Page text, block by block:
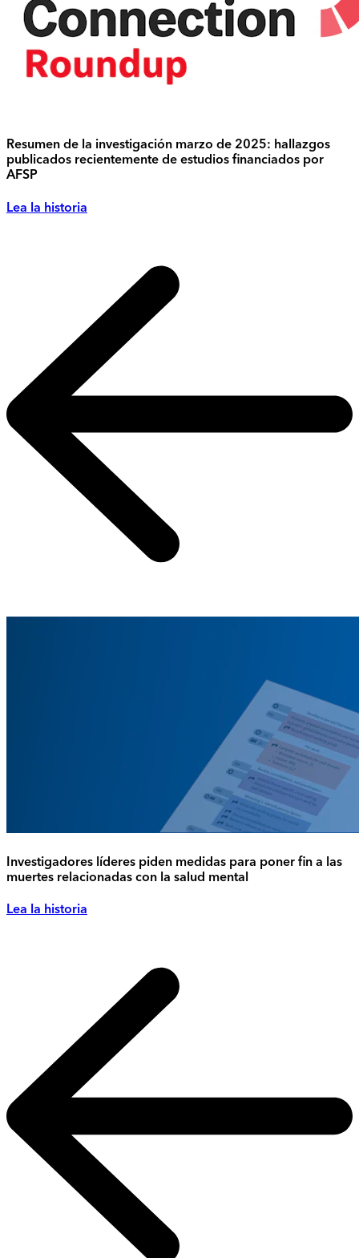
Resumen de la investigación marzo de 2025: hallazgos
publicados recientemente de estudios financiados por
AFSP
Lea la historia
Investigadores líderes piden medidas para poner fin a las
muertes relacionadas con la salud mental
Lea la historia